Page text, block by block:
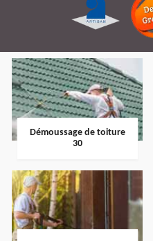
Démoussage de toiture
30